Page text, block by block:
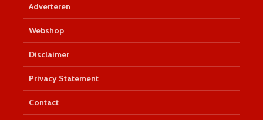
Adverteren
Webshop
Disclaimer
Privacy Statement
Contact